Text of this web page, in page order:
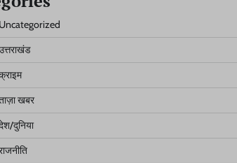
Uncategorized
खबर
दुनिया